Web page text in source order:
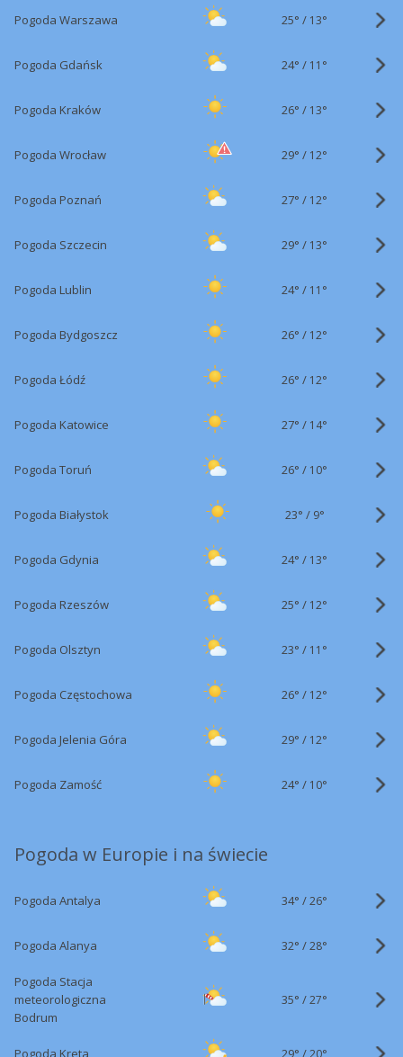
Pogoda Warszawa 25° / 13°
Pogoda Gdańsk 24° / 11°
Pogoda Kraków 26° / 13°
Pogoda Wrocław 29° / 12°
Pogoda Poznań 27° / 12°
Pogoda Szczecin 29° / 13°
Pogoda Lublin 24° / 11°
Pogoda Bydgoszcz 26° / 12°
Pogoda Łódź 26° / 12°
Pogoda Katowice 27° / 14°
Pogoda Toruń 26° / 10°
Pogoda Białystok 23° / 9°
Pogoda Gdynia 24° / 13°
Pogoda Rzeszów 25° / 12°
Pogoda Olsztyn 23° / 11°
Pogoda Częstochowa 26° / 12°
Pogoda Jelenia Góra 29° / 12°
Pogoda Zamość 24° / 10°
Pogoda w Europie i na świecie
Pogoda Antalya 34° /26°
Pogoda Alanya 32° /28°
Pogoda Stacja
meteorologiczna
Bodrum
35° /27°
Pogoda Kreta 29° /20°